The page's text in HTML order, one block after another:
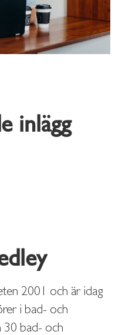
inlägg
2001 och är idag
i bad- och
30 bad- och